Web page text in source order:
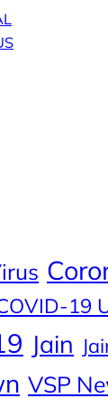
19
Jain
VSP